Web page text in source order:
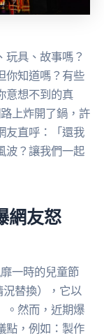
玩具、故事嗎？
你知道嗎？有些
意想不到的真
上炸開了鍋，許
友直呼：「還我
波？讓我們一起
網友怒
一時的兒童節
替換），它以
。然而，近期爆
點，例如：製作